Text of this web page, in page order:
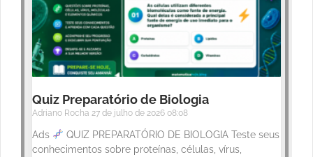
Quiz Preparatório de Biologia
Adriano Rocha 27 de julho de 2026 08:08
Ads
QUIZ PREPARATÓRIO DE BIOLOGIA Teste seus
conhecimentos sobre proteínas, células, vírus,